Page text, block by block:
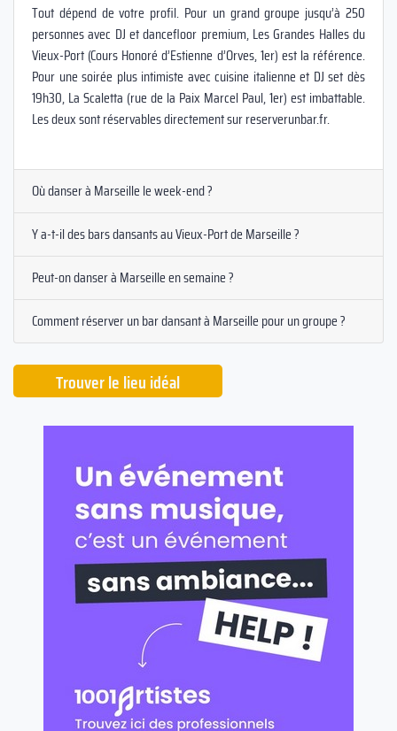
Tout dépend de votre profil. Pour un grand groupe jusqu’à 250
personnes avec DJ et dancefloor premium, Les Grandes Halles du
Vieux-Port (Cours Honoré d’Estienne d’Orves, 1er) est la référence.
Pour une soirée plus intimiste avec cuisine italienne et DJ set dès
19h30, La Scaletta (rue de la Paix Marcel Paul, 1er) est imbattable.
Les deux sont réservables directement sur reserverunbar.fr.
Où danser à Marseille le week-end ?
Y a-t-il des bars dansants au Vieux-Port de Marseille ?
Peut-on danser à Marseille en semaine ?
Comment réserver un bar dansant à Marseille pour un groupe ?
Trouver le lieu idéal